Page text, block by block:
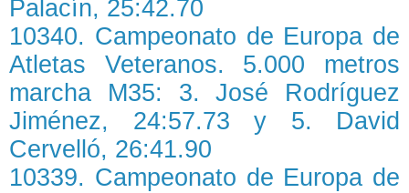
Palacín, 25:42.70
10340. Campeonato de Europa de
Atletas Veteranos. 5.000 metros
marcha M35: 3. José Rodríguez
Jiménez, 24:57.73 y 5. David
Cervelló, 26:41.90
10339. Campeonato de Europa de